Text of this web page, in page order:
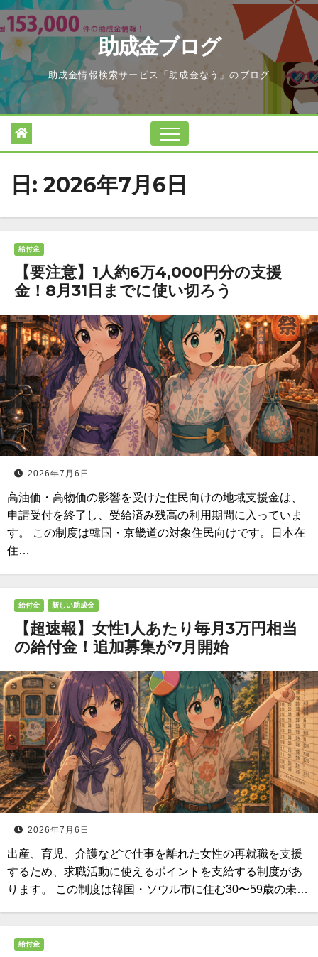
Skip
to
content
助成金ブログ
助成金情報検索サービス「助成金なう」のブログ
日: 2026年7月6日
給付金
【要注意】1人約6万4,000円分の支援
金！8月31日までに使い切ろう
2026年7月6日
高油価・高物価の影響を受けた住民向けの地域支援金は、
申請受付を終了し、受給済み残高の利用期間に入っていま
す。 この制度は韓国・京畿道の対象住民向けです。日本在
住…
給付金 新しい助成金
【超速報】女性1人あたり毎月3万円相当
の給付金！追加募集が7月開始
2026年7月6日
出産、育児、介護などで仕事を離れた女性の再就職を支援
するため、求職活動に使えるポイントを支給する制度があ
ります。 この制度は韓国・ソウル市に住む30〜59歳の未…
給付金